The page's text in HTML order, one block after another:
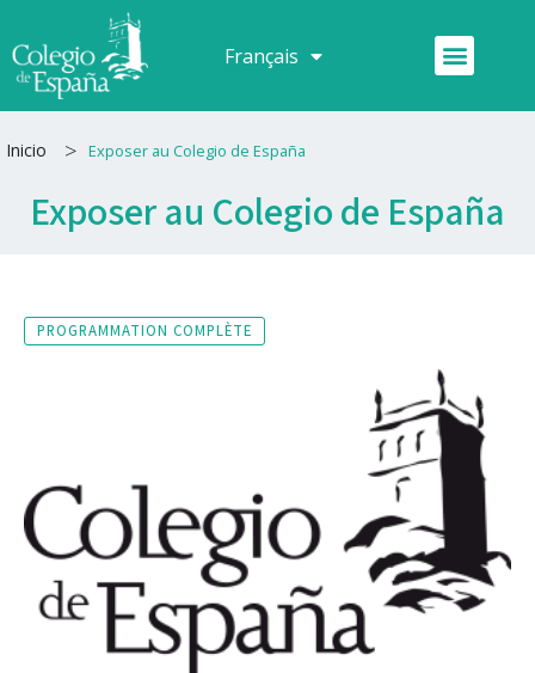
au
contenu
Français
Español Menu
Inicio > Exposer au Colegio de España
Exposer au Colegio de España
PROGRAMMATION COMPLÈTE